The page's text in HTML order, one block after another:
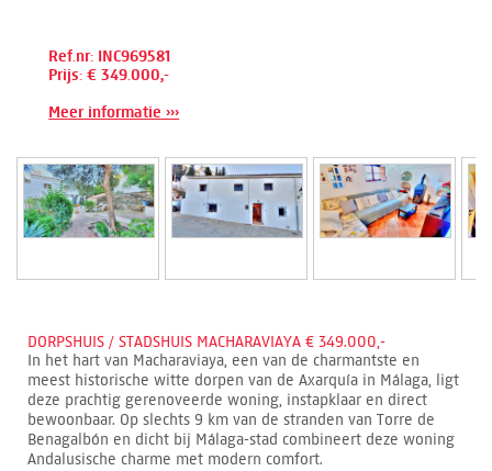
Ref.nr: INC969581
Prijs: € 349.000,-
Meer informatie ›››
DORPSHUIS / STADSHUIS MACHARAVIAYA € 349.000,-
In het hart van Macharaviaya, een van de charmantste en
meest historische witte dorpen van de Axarquía in Málaga, ligt
deze prachtig gerenoveerde woning, instapklaar en direct
bewoonbaar. Op slechts 9 km van de stranden van Torre de
Benagalbón en dicht bij Málaga-stad combineert deze woning
Andalusische charme met modern comfort.